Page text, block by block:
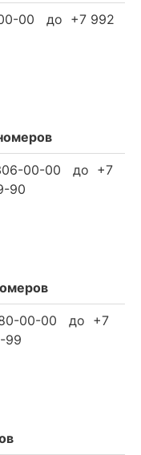
00 до +7 992
00-00 до +7
90
00-00 до +7
99